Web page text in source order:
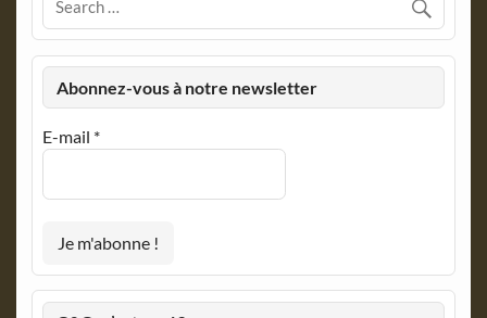
Abonnez-vous à notre newsletter
E-mail *